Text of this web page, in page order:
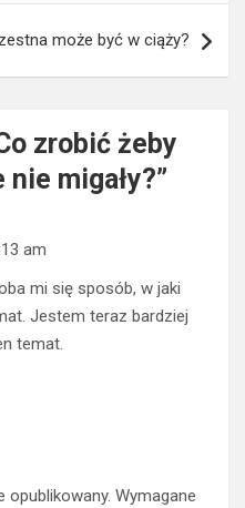
może być w ciąży?
zrobić żeby
nie migały?”
am
mi się sposób, w jaki
Jestem teraz bardziej
temat.
opublikowany. Wymagane